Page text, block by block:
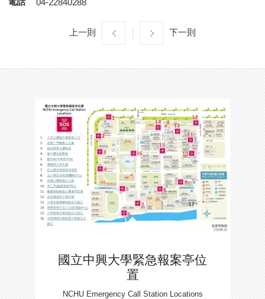
上一則 下一則
國立中興大學緊急報案亭位
置
NCHU Emergency Call Station Locations